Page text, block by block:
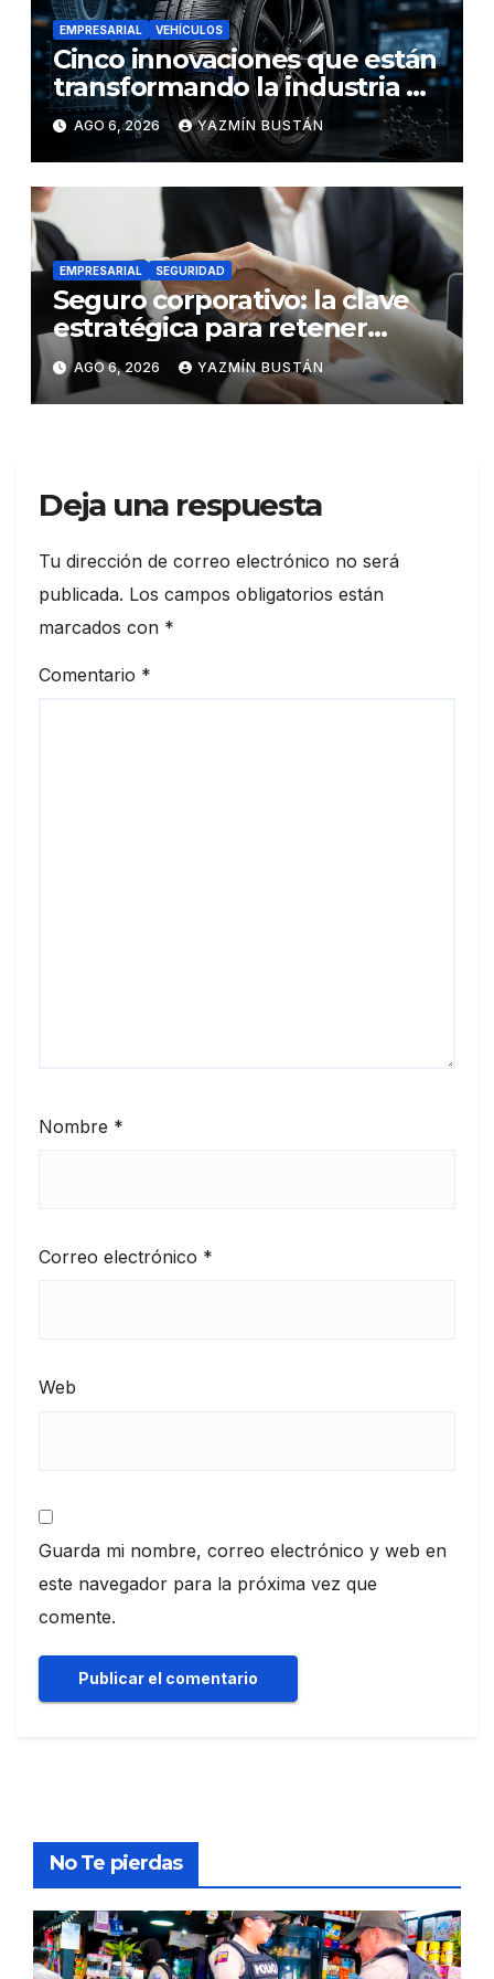
EMPRESARIAL VEHÍCULOS
Cinco innovaciones que están
transformando la industria de
los neumáticos y redefinen el
futuro de la movilidad
AGO 6, 2026 YAZMÍN BUSTÁN
EMPRESARIAL SEGURIDAD
Seguro corporativo: la clave
estratégica para retener
talento en Ecuador
AGO 6, 2026 YAZMÍN BUSTÁN
Deja una respuesta
Tu dirección de correo electrónico no será
publicada. Los campos obligatorios están
marcados con *
Comentario *
Nombre *
Correo electrónico *
Web
Guarda mi nombre, correo electrónico y web en
este navegador para la próxima vez que
comente.
No Te pierdas